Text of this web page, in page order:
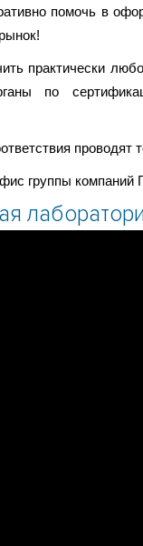
помочь в
практически
по
проводят
группы